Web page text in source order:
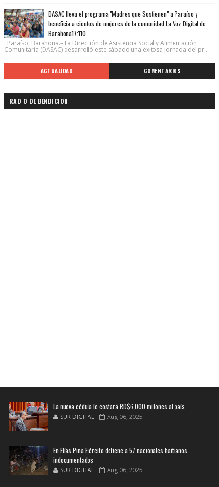
DASAC lleva el programa "Madres que Sostienen" a Paraíso y
beneficia a cientos de mujeres de la comunidad La Voz Digital de
Barahona17:110
Paraíso, Barahona.– La Dirección de Asistencia Social y Alimentación
Comunitaria (DASAC) desarrolló este sábado una exitosa jornada del pr...
ACTUALIDAD COMENTARIOS
RADIO DE BENDICION
La nueva cédula le costará RD$6,000 millones al país
SUR DIGITAL Aug 06, 2025
En Elías Piña Ejército detiene a 57 nacionales haitianos
indocumentados
SUR DIGITAL Aug 06, 2025